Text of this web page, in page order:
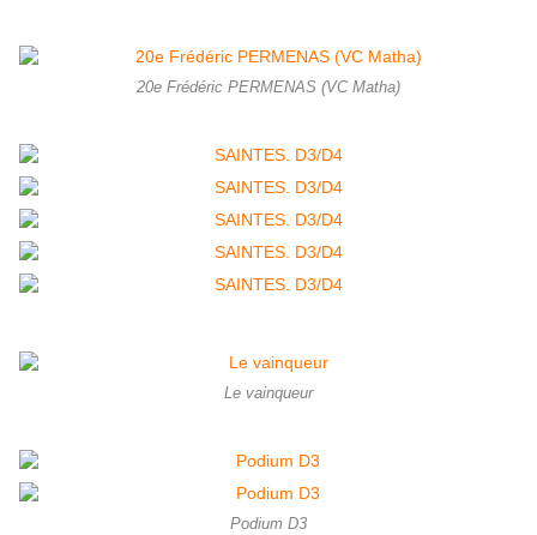
20e Frédéric PERMENAS (VC Matha)
Le vainqueur
Podium D3